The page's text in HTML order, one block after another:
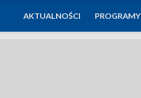
AKTUALNOŚCI PROGRAMY